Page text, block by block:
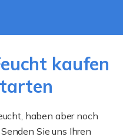
kaufen
haben aber noch
Sie uns Ihren